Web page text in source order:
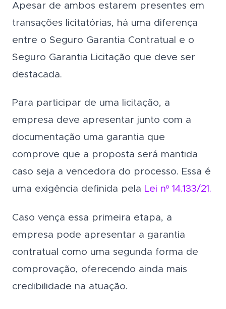
Apesar de ambos estarem presentes em
transações licitatórias, há uma diferença
entre o Seguro Garantia Contratual e o
Seguro Garantia Licitação que deve ser
destacada.
Para participar de uma licitação, a
empresa deve apresentar junto com a
documentação uma garantia que
comprove que a proposta será mantida
caso seja a vencedora do processo. Essa é
uma exigência definida pela Lei nº 14.133/21.
Caso vença essa primeira etapa, a
empresa pode apresentar a garantia
contratual como uma segunda forma de
comprovação, oferecendo ainda mais
credibilidade na atuação.